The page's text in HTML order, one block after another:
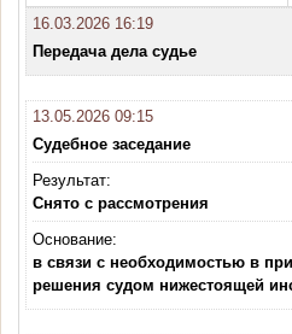
16.03.2026 16:19
Передача дела судье
13.05.2026 09:15
Судебное заседание
Результат:
Снято с рассмотрения
Основание:
в связи с необходимостью в
решения судом нижестоящей